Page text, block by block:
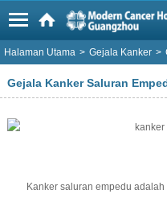
Halaman Utama > Gejala Kanker >
Gejala Kanker Saluran
Kanker saluran empedu adalah